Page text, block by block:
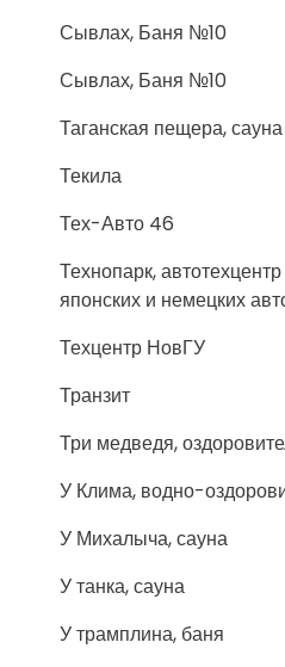
Сывлах, Баня №10
Сывлах, Баня №10
Таганская пещера, сауна
Текила
Тех-Авто 46
Технопарк,
японских и немецких
Техцентр НовГУ
Транзит
Три медведя,
У Клима, водно-
У Михалыча, сауна
У танка, сауна
У трамплина, баня